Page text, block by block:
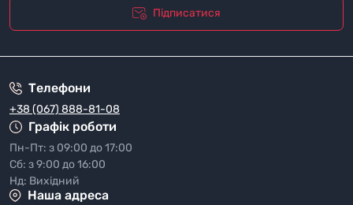
Підписатися
Телефони
+38 (067) 888-81-08
Графік роботи
Пн-Пт: з 09:00 до 17:00
Сб: з 9:00 до 16:00
Нд: Вихідний
Наша адреса